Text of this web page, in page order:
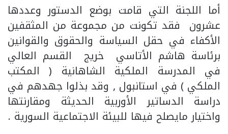
أما اللجنة التي قامت بوضع الدستور وعددها
عشرون فقد تكونت من مجموعة من المثقفين
الأكفاء في حقل السياسة والحقوق والقوانين
برئاسة هاشم الأتاسي خريج القسم العالي
في المدرسة الملكية الشاهانية ( المكتب
الملكي ) في استانبول , وقد بذلوا جهدهم في
دراسة الدساتير الأوربية الحديثة ومقارنتها
واختيار مايصلح فيها للبيئة الاجتماعية السورية .